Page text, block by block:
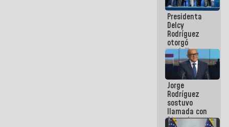
para
abordar
planes de
acción
Presidenta
Delcy
Rodríguez
otorgó
medalla
"Héroe de
Venezuela"
a servidores
públicos
Jorge
Rodríguez
sostuvo
llamada con
Dinorah